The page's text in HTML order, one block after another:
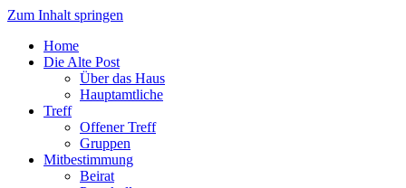
Zum Inhalt springen
Home
Die Alte Post
Über das Haus
Hauptamtliche
Treff
Offener Treff
Gruppen
Mitbestimmung
Beirat